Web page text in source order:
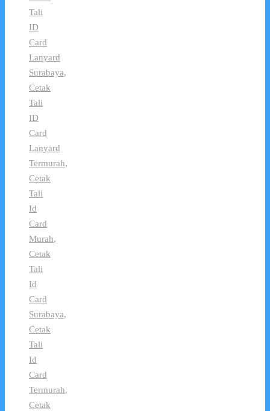
Tali
ID
Card
Lanyard
Surabaya,
Cetak
Tali
ID
Card
Lanyard
Termurah,
Cetak
Tali
Id
Card
Murah,
Cetak
Tali
Id
Card
Surabaya,
Cetak
Tali
Id
Card
Termurah,
Cetak